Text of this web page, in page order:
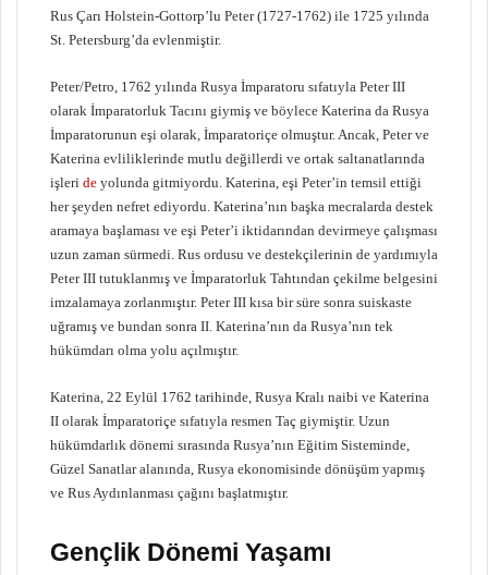
Rus Çarı Holstein-Gottorp’lu Peter (1727-1762) ile 1725 yılında
St. Petersburg’da evlenmiştir.
Peter/Petro, 1762 yılında Rusya İmparatoru sıfatıyla Peter III
olarak İmparatorluk Tacını giymiş ve böylece Katerina da Rusya
İmparatorunun eşi olarak, İmparatoriçe olmuştur. Ancak, Peter ve
Katerina evliliklerinde mutlu değillerdi ve ortak saltanatlarında
işleri de yolunda gitmiyordu. Katerina, eşi Peter’in temsil ettiği
her şeyden nefret ediyordu. Katerina’nın başka mecralarda destek
aramaya başlaması ve eşi Peter’i iktidarından devirmeye çalışması
uzun zaman sürmedi. Rus ordusu ve destekçilerinin de yardımıyla
Peter III tutuklanmış ve İmparatorluk Tahtından çekilme belgesini
imzalamaya zorlanmıştır. Peter III kısa bir süre sonra suiskaste
uğramış ve bundan sonra II. Katerina’nın da Rusya’nın tek
hükümdarı olma yolu açılmıştır.
Katerina, 22 Eylül 1762 tarihinde, Rusya Kralı naibi ve Katerina
II olarak İmparatoriçe sıfatıyla resmen Taç giymiştir. Uzun
hükümdarlık dönemi sırasında Rusya’nın Eğitim Sisteminde,
Güzel Sanatlar alanında, Rusya ekonomisinde dönüşüm yapmış
ve Rus Aydınlanması çağını başlatmıştır.
Gençlik Dönemi Yaşamı